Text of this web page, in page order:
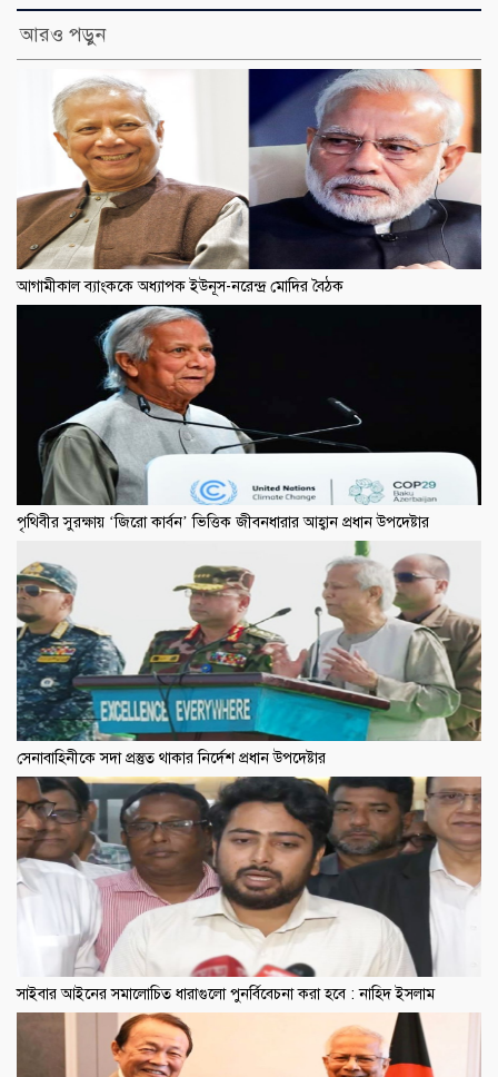
আরও পড়ুন
আগামীকাল ব্যাংককে অধ্যাপক ইউনূস-নরেন্দ্র মোদির বৈঠক
পৃথিবীর সুরক্ষায় ‘জিরো কার্বন’ ভিত্তিক জীবনধারার আহ্বান প্রধান উপদেষ্টার
সেনাবাহিনীকে সদা প্রস্তুত থাকার নির্দেশ প্রধান উপদেষ্টার
সাইবার আইনের সমালোচিত ধারাগুলো পুনর্বিবেচনা করা হবে : নাহিদ ইসলাম